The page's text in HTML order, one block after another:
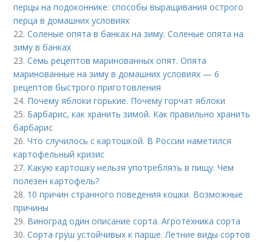
перцы на подоконнике: способы выращивания острого
перца в домашних условиях
22.Соленые опята в банках на зиму. Соленые опята на
зиму в банках
23.Семь рецептов маринованных опят. Опята
маринованные на зиму в домашних условиях — 6
рецептов быстрого приготовления
24. Почему яблоки горькие. Почему горчат яблоки
25. Барбарис, как хранить зимой. Как правильно хранить
барбарис
26.Что случилось с картошкой. В России наметился
картофельный кризис
27. Какую картошку нельзя употреблять в пищу. Чем
полезен картофель?
28. 10 причин странного поведения кошки. Возможные
причины
29. Виноград один описание сорта. Агротехника сорта
30.Сорта груш устойчивых к парше. Летние виды сортов